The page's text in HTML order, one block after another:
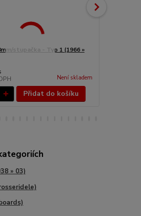
stupačka - Typ 1 (1966 »
Není skladem
Přidat do košíku
» 03)